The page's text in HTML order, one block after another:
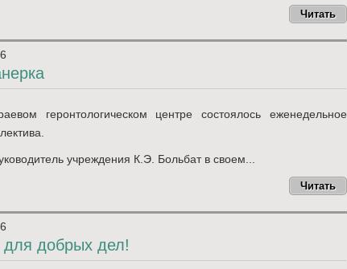
Читать
геронтологическом центре состоялось еженедельное
учреждения К.Э. Больбат в своем...
Читать
добрых дел!